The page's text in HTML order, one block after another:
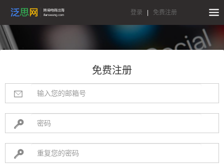
登录 免费注册
免费注册